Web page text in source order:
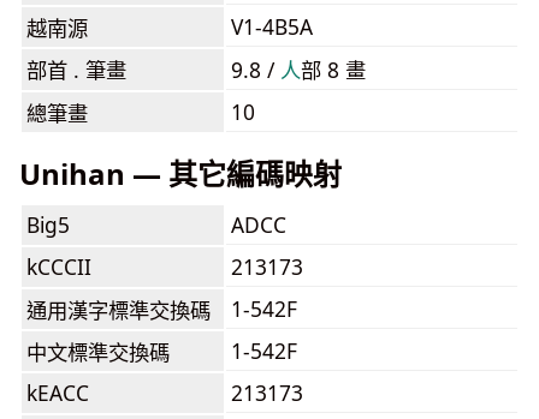
越南源
V1-4B5A
部首 . 筆畫
9.8 / ⼈部 8 畫
總筆畫
10
Unihan — 其它編碼映射
Big5
ADCC
kCCCII
213173
通用漢字標準交換碼
1-542F
中文標準交換碼
1-542F
kEACC
213173